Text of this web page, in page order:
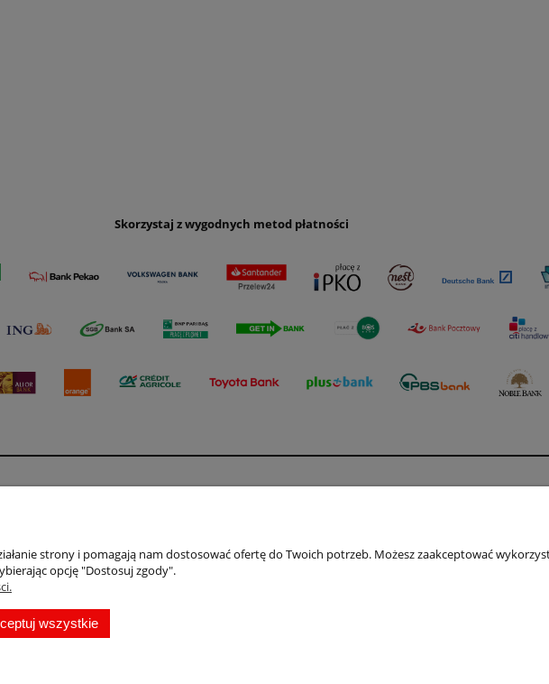
Skorzystaj z wygodnych metod płatności
konta
Czas i koszty dostawy
strony i pomagają nam dostosować ofertę do Twoich potrzeb. Możesz zaakceptować
opcję "Dostosuj zgody".
wszystkie